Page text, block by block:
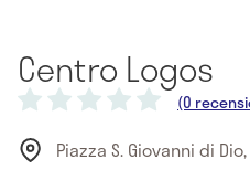
Centro Logos
(0
Piazza S. Giovanni di